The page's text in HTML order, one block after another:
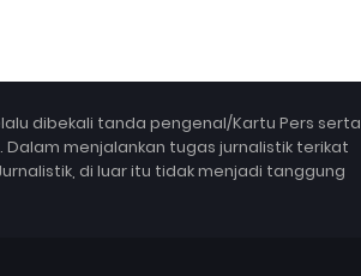
dibekali tanda pengenal/Kartu Pers serta
menjalankan tugas jurnalistik terikat
di luar itu tidak menjadi tanggung